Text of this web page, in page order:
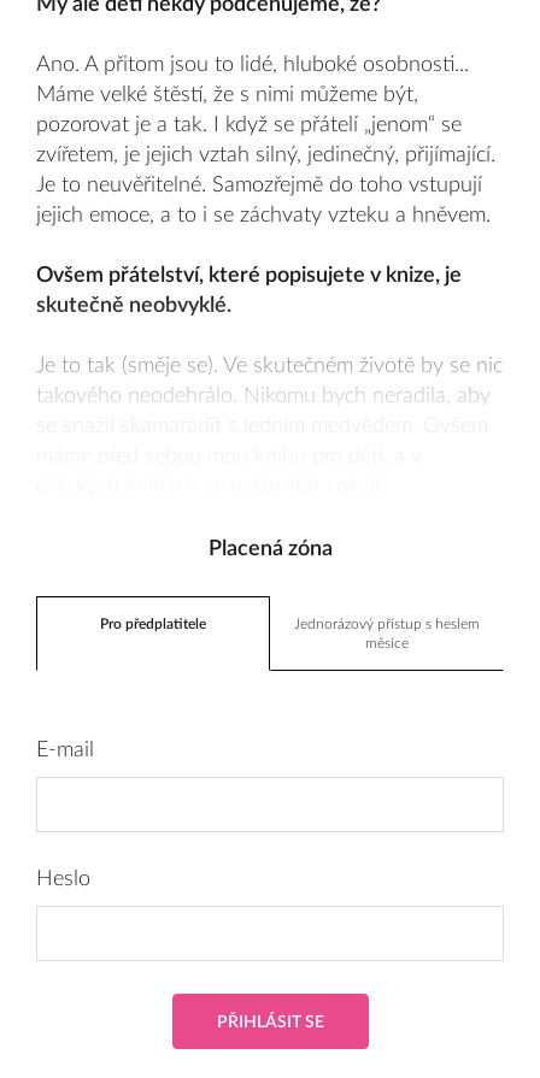
My ale děti někdy podceňujeme, že?
Ano. A přitom jsou to lidé, hluboké osobnosti...
Máme velké štěstí, že s nimi můžeme být,
pozorovat je a tak. I když se přátelí „jenom“ se
zvířetem, je jejich vztah silný, jedinečný, přijímající.
Je to neuvěřitelné. Samozřejmě do toho vstupují
jejich emoce, a to i se záchvaty vzteku a hněvem.
Ovšem přátelství, které popisujete v knize, je
skutečně neobvyklé.
Je to tak (směje se). Ve skutečném životě by se nic
takového neodehrálo. Nikomu bych neradila, aby
Placená zóna
Pro předplatitele
Jednorázový přístup s heslem
měsíce
E-mail
Heslo
PŘIHLÁSIT SE